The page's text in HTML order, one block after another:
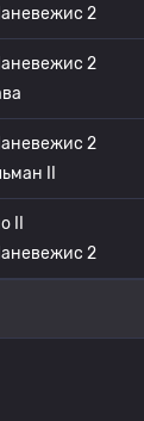
2
2
2
II
II
2